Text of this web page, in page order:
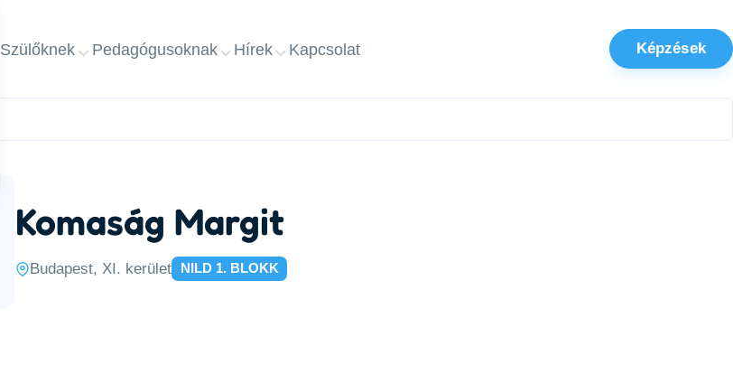
Szülőknek Pedagógusoknak Hírek Kapcsolat Képzések
Komaság Margit
Budapest, XI. kerület NILD 1. BLOKK